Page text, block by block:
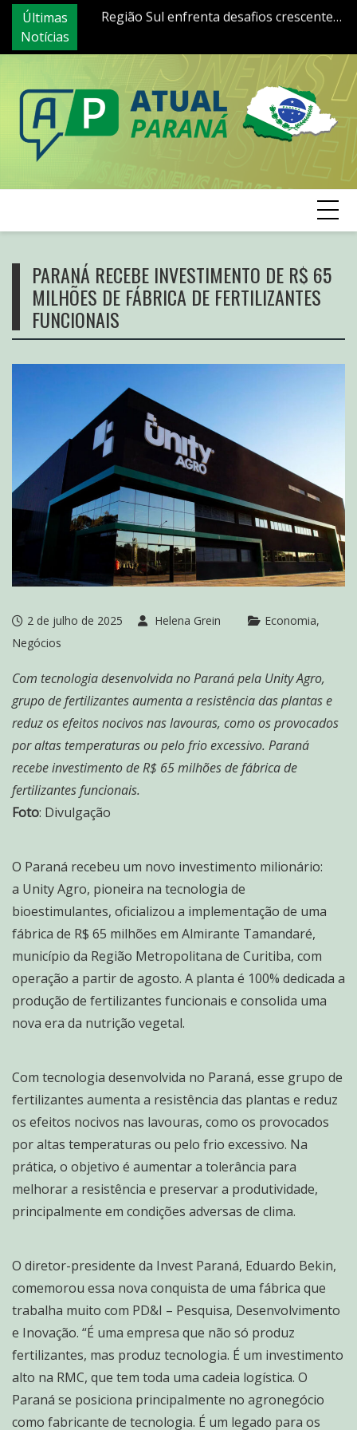
Skip
content
Últimas
Notícias
na alimentação saudável; Especialista
Especialista brasileira se destaca no Sul
multidisciplinar para dificuldades de
aprendizagem
PARANÁ RECEBE INVESTIMENTO DE R$ 65
MILHÕES DE FÁBRICA DE FERTILIZANTES
FUNCIONAIS
2 de julho de 2025 Helena Grein
Economia
Negócios
Com tecnologia desenvolvida no Paraná pela Unity Agro,
grupo de fertilizantes aumenta a resistência das plantas e
reduz os efeitos nocivos nas lavouras, como os provocados
por altas temperaturas ou pelo frio excessivo. Paraná
recebe investimento de R$ 65 milhões de fábrica de
fertilizantes funcionais.
Foto: Divulgação
O Paraná recebeu um novo investimento milionário:
a Unity Agro, pioneira na tecnologia de
bioestimulantes, oficializou a implementação de uma
fábrica de R$ 65 milhões em Almirante Tamandaré,
município da Região Metropolitana de Curitiba, com
operação a partir de agosto. A planta é 100% dedicada a
produção de fertilizantes funcionais e consolida uma
nova era da nutrição vegetal.
Com tecnologia desenvolvida no Paraná, esse grupo de
fertilizantes aumenta a resistência das plantas e reduz
os efeitos nocivos nas lavouras, como os provocados
por altas temperaturas ou pelo frio excessivo. Na
prática, o objetivo é aumentar a tolerância para
melhorar a resistência e preservar a produtividade,
principalmente em condições adversas de clima.
O diretor-presidente da Invest Paraná, Eduardo Bekin,
comemorou essa nova conquista de uma fábrica que
trabalha muito com PD&I – Pesquisa, Desenvolvimento
e Inovação. “É uma empresa que não só produz
fertilizantes, mas produz tecnologia. É um investimento
alto na RMC, que tem toda uma cadeia logística. O
Paraná se posiciona principalmente no agronegócio
como fabricante de tecnologia. É um legado para os